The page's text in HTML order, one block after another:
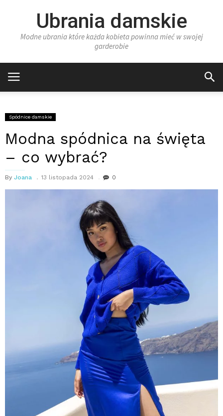
Ubrania damskie
Modne ubrania które każda kobieta powinna mieć w swojej
garderobie
Spódnice damskie
Modna spódnica na święta
– co wybrać?
By Joana 13 listopada 2024 0